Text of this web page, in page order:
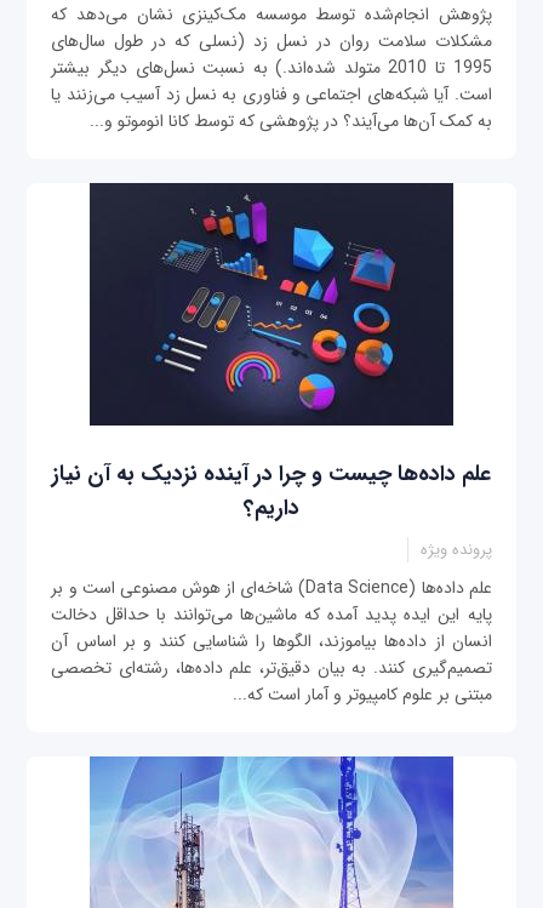
پژوهش انجام‌شده توسط موسسه مک‌کینزی نشان می‌دهد که
مشکلات سلامت روان در نسل زد (نسلی که در طول سال‌های
1995 تا 2010 متولد شده‌اند.) به نسبت نسل‌های دیگر بیشتر
است. آیا شبکه‌‌های اجتماعی و فناوری به نسل زد آسیب می‌‌زنند یا
به کمک آن‌ها می‌آیند؟ در پژوهشی که توسط کانا انوموتو و...
علم داده‌ها چیست و چرا در آینده نزدیک به آن نیاز
داریم؟
پرونده ویژه
علم داده‌ها (Data Science) شاخه‌ای از هوش مصنوعی است و بر
پایه این ایده پدید آمده که ماشین‌ها می‌توانند با حداقل دخالت
انسان از داده‌ها بیاموزند، الگوها را شناسایی کنند و بر اساس آن
تصمیم‌گیری کنند. به بیان دقیق‌تر، علم داده‌ها، رشته‌ای تخصصی
مبتنی بر علوم کامپیوتر و آمار است که...